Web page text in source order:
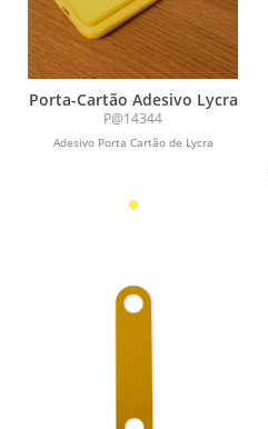
Porta-Cartão Adesivo Lycra
P@14344
Adesivo Porta Cartão de Lycra